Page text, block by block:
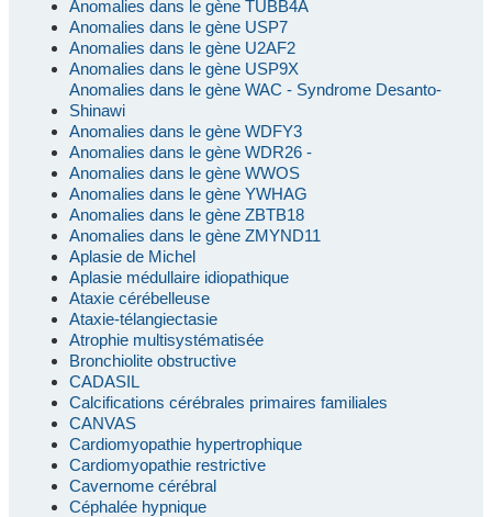
Anomalies dans le gène TUBB4A
Anomalies dans le gène USP7
Anomalies dans le gène U2AF2
Anomalies dans le gène USP9X
Anomalies dans le gène WAC - Syndrome Desanto-
Shinawi
Anomalies dans le gène WDFY3
Anomalies dans le gène WDR26 -
Anomalies dans le gène WWOS
Anomalies dans le gène YWHAG
Anomalies dans le gène ZBTB18
Anomalies dans le gène ZMYND11
Aplasie de Michel
Aplasie médullaire idiopathique
Ataxie cérébelleuse
Ataxie-télangiectasie
Atrophie multisystématisée
Bronchiolite obstructive
CADASIL
Calcifications cérébrales primaires familiales
CANVAS
Cardiomyopathie hypertrophique
Cardiomyopathie restrictive
Cavernome cérébral
Céphalée hypnique